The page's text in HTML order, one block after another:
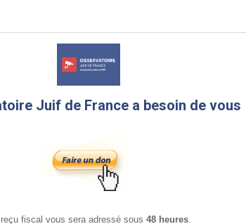
Juif de France a besoin de vous
fiscal vous sera adressé sous 48 heures.